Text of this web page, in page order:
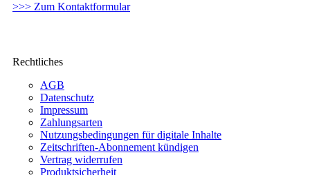
>>> Zum Kontaktformular
Rechtliches
AGB
Datenschutz
Impressum
Zahlungsarten
Nutzungsbedingungen für digitale Inhalte
Zeitschriften-Abonnement kündigen
Vertrag widerrufen
Produktsicherheit